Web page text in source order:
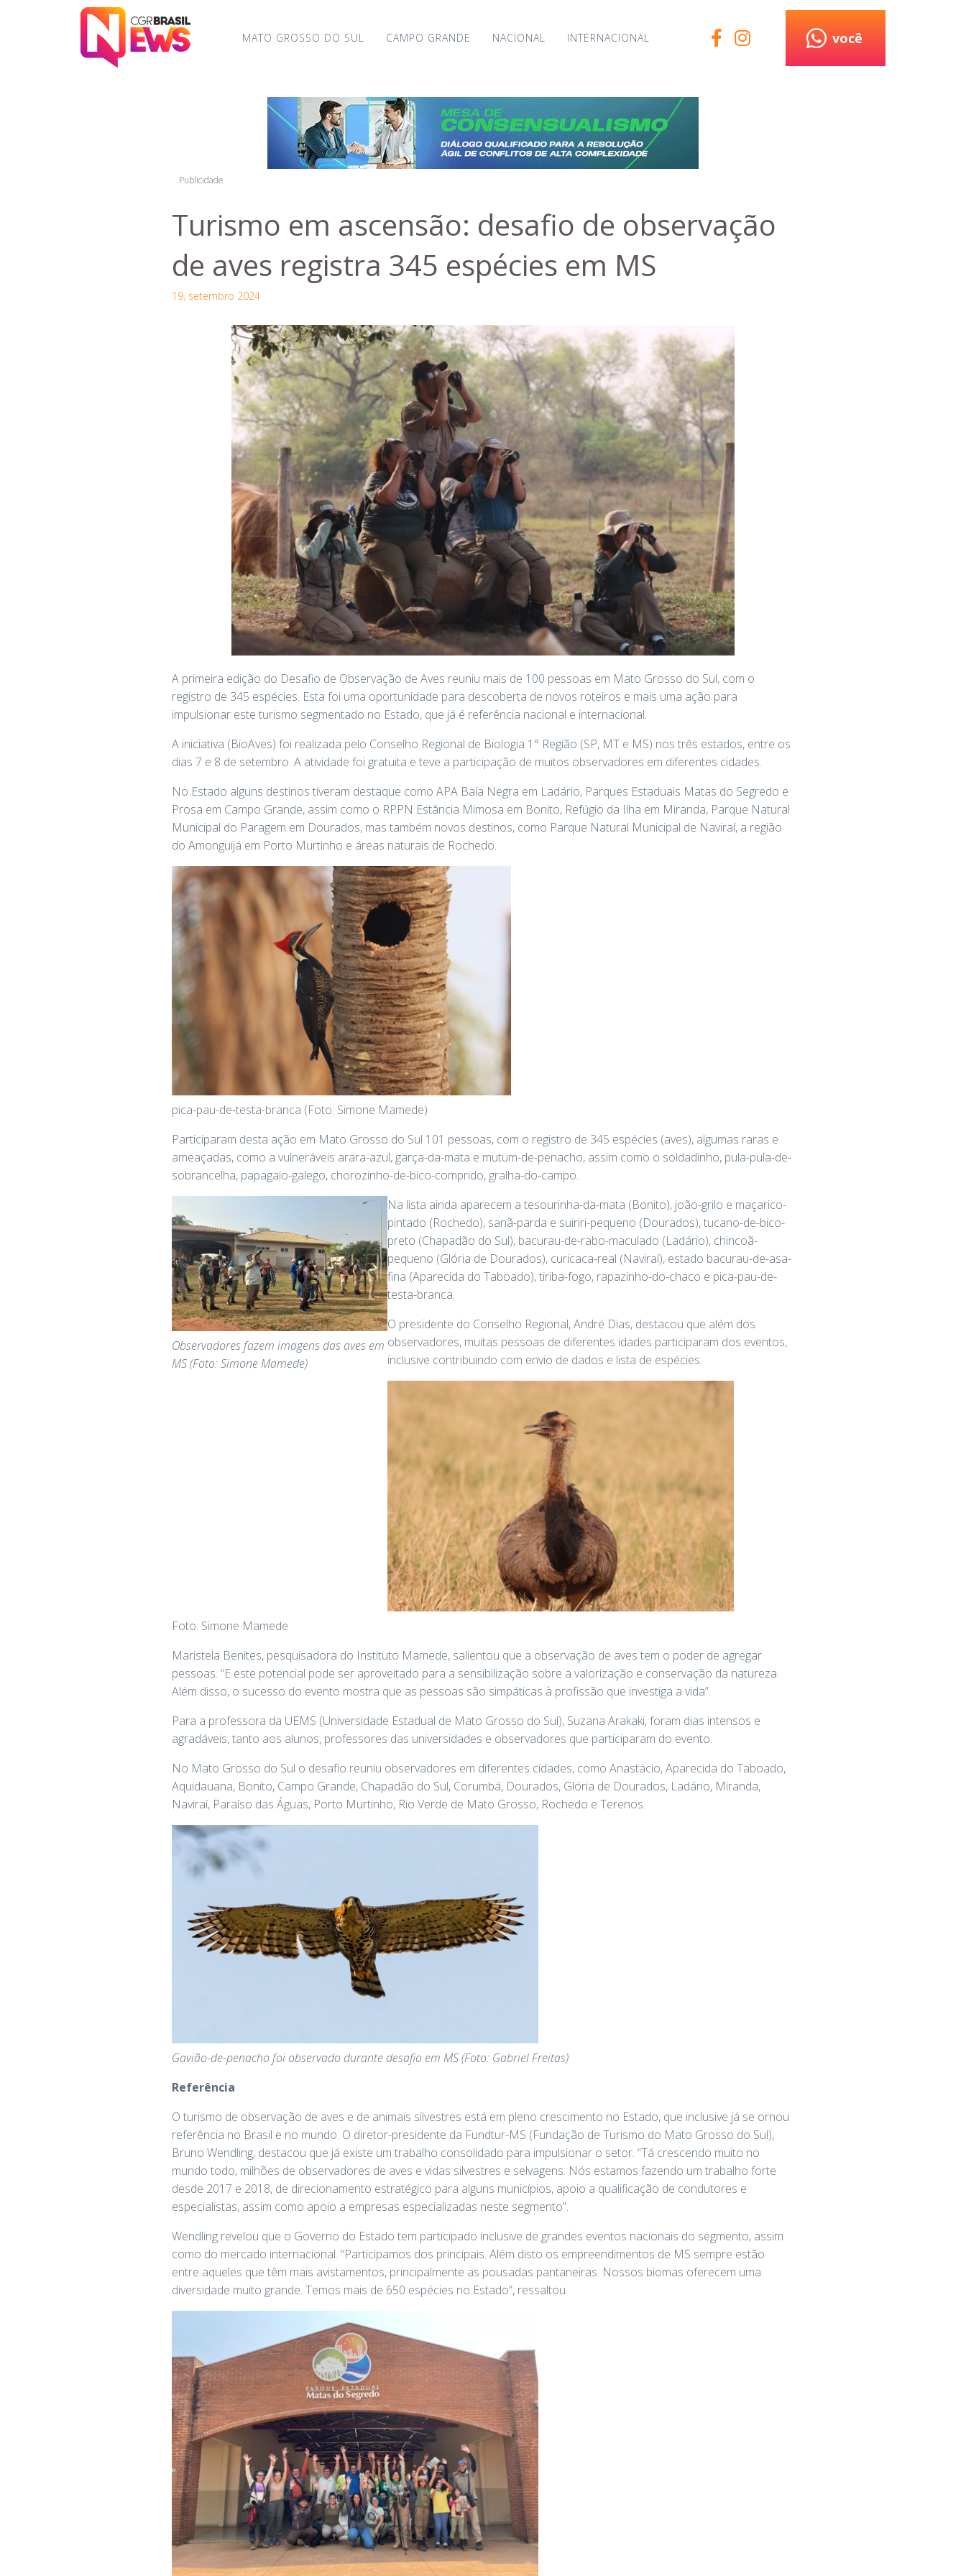
MATO GROSSO DO SUL CAMPO GRANDE NACIONAL INTERNACIONAL você
Publicidade
Turismo em ascensão: desafio de observação
de aves registra 345 espécies em MS
19, setembro 2024
A primeira edição do Desafio de Observação de Aves reuniu mais de 100 pessoas em Mato Grosso do Sul, com o
registro de 345 espécies. Esta foi uma oportunidade para descoberta de novos roteiros e mais uma ação para
impulsionar este turismo segmentado no Estado, que já é referência nacional e internacional.
A iniciativa (BioAves) foi realizada pelo Conselho Regional de Biologia 1° Região (SP, MT e MS) nos três estados, entre os
dias 7 e 8 de setembro. A atividade foi gratuita e teve a participação de muitos observadores em diferentes cidades.
No Estado alguns destinos tiveram destaque como APA Baía Negra em Ladário, Parques Estaduais Matas do Segredo e
Prosa em Campo Grande, assim como o RPPN Estância Mimosa em Bonito, Refúgio da Ilha em Miranda, Parque Natural
Municipal do Paragem em Dourados, mas também novos destinos, como Parque Natural Municipal de Naviraí, a região
do Amonguijá em Porto Murtinho e áreas naturais de Rochedo.
pica-pau-de-testa-branca (Foto: Simone Mamede)
Participaram desta ação em Mato Grosso do Sul 101 pessoas, com o registro de 345 espécies (aves), algumas raras e
ameaçadas, como a vulneráveis arara-azul, garça-da-mata e mutum-de-penacho, assim como o soldadinho, pula-pula-de-
sobrancelha, papagaio-galego, chorozinho-de-bico-comprido, gralha-do-campo.
Observadores fazem imagens das aves em
MS (Foto: Simone Mamede)
Na lista ainda aparecem a tesourinha-da-mata (Bonito), joão-grilo e maçarico-
pintado (Rochedo), sanã-parda e suiriri-pequeno (Dourados), tucano-de-bico-
preto (Chapadão do Sul), bacurau-de-rabo-maculado (Ladário), chincoã-
pequeno (Glória de Dourados), curicaca-real (Naviraí), estado bacurau-de-asa-
fina (Aparecida do Taboado), tiriba-fogo, rapazinho-do-chaco e pica-pau-de-
testa-branca.
O presidente do Conselho Regional, André Dias, destacou que além dos
observadores, muitas pessoas de diferentes idades participaram dos eventos,
inclusive contribuindo com envio de dados e lista de espécies.
Foto: Simone Mamede
Maristela Benites, pesquisadora do Instituto Mamede, salientou que a observação de aves tem o poder de agregar
pessoas. “E este potencial pode ser aproveitado para a sensibilização sobre a valorização e conservação da natureza.
Além disso, o sucesso do evento mostra que as pessoas são simpáticas à profissão que investiga a vida”.
Para a professora da UEMS (Universidade Estadual de Mato Grosso do Sul), Suzana Arakaki, foram dias intensos e
agradáveis, tanto aos alunos, professores das universidades e observadores que participaram do evento.
No Mato Grosso do Sul o desafio reuniu observadores em diferentes cidades, como Anastácio, Aparecida do Taboado,
Aquidauana, Bonito, Campo Grande, Chapadão do Sul, Corumbá, Dourados, Glória de Dourados, Ladário, Miranda,
Naviraí, Paraíso das Águas, Porto Murtinho, Rio Verde de Mato Grosso, Rochedo e Terenos.
Gavião-de-penacho foi observado durante desafio em MS (Foto: Gabriel Freitas)
Referência
O turismo de observação de aves e de animais silvestres está em pleno crescimento no Estado, que inclusive já se ornou
referência no Brasil e no mundo. O diretor-presidente da Fundtur-MS (Fundação de Turismo do Mato Grosso do Sul),
Bruno Wendling, destacou que já existe um trabalho consolidado para impulsionar o setor. “Tá crescendo muito no
mundo todo, milhões de observadores de aves e vidas silvestres e selvagens. Nós estamos fazendo um trabalho forte
desde 2017 e 2018, de direcionamento estratégico para alguns municípios, apoio a qualificação de condutores e
especialistas, assim como apoio a empresas especializadas neste segmento”.
Wendling revelou que o Governo do Estado tem participado inclusive de grandes eventos nacionais do segmento, assim
como do mercado internacional. “Participamos dos principais. Além disto os empreendimentos de MS sempre estão
entre aqueles que têm mais avistamentos, principalmente as pousadas pantaneiras. Nossos biomas oferecem uma
diversidade muito grande. Temos mais de 650 espécies no Estado”, ressaltou.